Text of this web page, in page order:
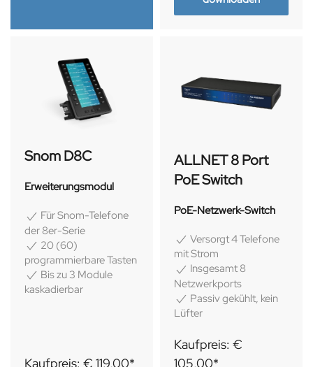
Snom D8C
Erweiterungsmodul
Für Snom-Telefone
der 8er-Serie
20 (60)
programmierbare Tasten
Bis zu 3 Module
kaskadierbar
Kaufpreis: € 119,00*
ALLNET 8 Port
PoE Switch
PoE-Netzwerk-Switch
Versorgt 4 Telefone
mit Strom
Insgesamt 8
Netzwerkports
Passiv gekühlt, kein
Lüfter
Kaufpreis: €
105,00*